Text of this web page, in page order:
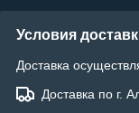
Условия
Доставка
Доставка по г.